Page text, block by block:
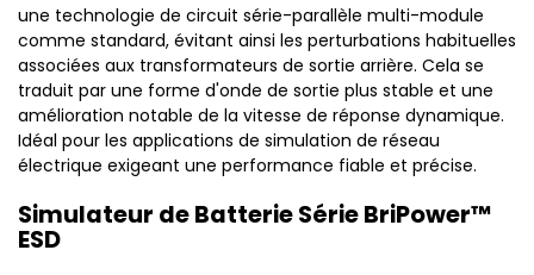
une technologie de circuit série-parallèle multi-module
comme standard, évitant ainsi les perturbations habituelles
associées aux transformateurs de sortie arrière. Cela se
traduit par une forme d'onde de sortie plus stable et une
amélioration notable de la vitesse de réponse dynamique.
Idéal pour les applications de simulation de réseau
électrique exigeant une performance fiable et précise.
Simulateur de Batterie Série BriPower™
ESD